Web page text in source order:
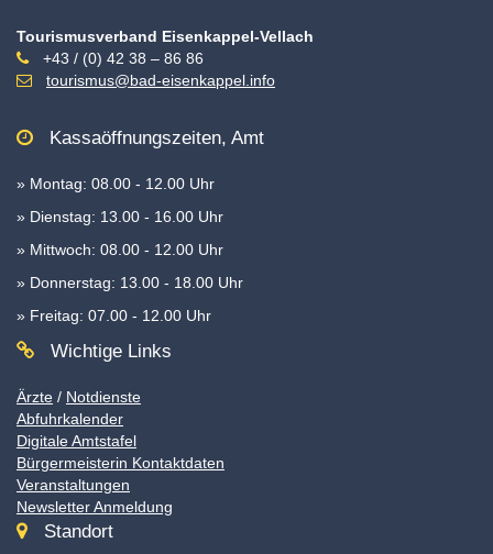
Tourismusverband Eisenkappel-Vellach
+43 / (0) 42 38 – 86 86
tourismus@bad-eisenkappel.info
Kassaöffnungszeiten, Amt
» Montag: 08.00 - 12.00 Uhr
» Dienstag: 13.00 - 16.00 Uhr
» Mittwoch: 08.00 - 12.00 Uhr
» Donnerstag: 13.00 - 18.00 Uhr
» Freitag: 07.00 - 12.00 Uhr
Wichtige Links
Ärzte / Notdienste
Abfuhrkalender
Digitale Amtstafel
Bürgermeisterin Kontaktdaten
Veranstaltungen
Newsletter Anmeldung
Standort